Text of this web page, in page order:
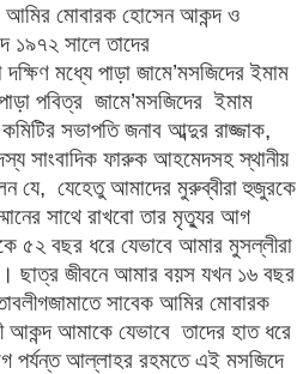
আমির মোবারক হোসেন আকন্দ ও
১৯৭২ সালে তাদের
মধ্যে পাড়া জামে’মসজিদের ইমাম
পবিত্র জামে’মসজিদের ইমাম
সভাপতি জনাব আব্দুর রাজ্জাক,
সাংবাদিক ফারুক আহমেদসহ স্থানীয়
যে, যেহেতু আমাদের মুরুব্বীরা হুজুরকে
সাথে রাখবো তার মৃত্যুর আগ
৫২ বছর ধরে যেভাবে আমার মুসল্লীরা
ছাত্র জীবনে আমার বয়স যখন ১৬ বছর
সাবেক আমির মোবারক
আমাকে যেভাবে তাদের হাত ধরে
পর্যন্ত আল্লাহর রহমতে এই মসজিদে